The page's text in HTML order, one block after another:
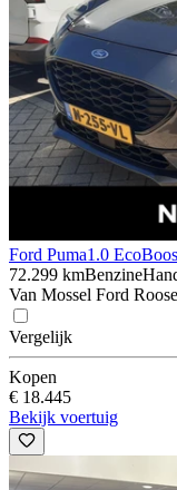
Ford Puma1.0
72.299 kmBenzine
Van Mossel Ford
Vergelijk
Kopen
€ 18.445
Bekijk voertuig